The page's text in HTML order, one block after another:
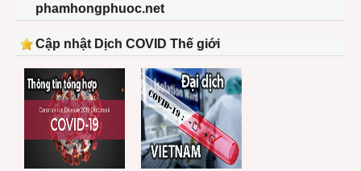
phamhongphuoc.net
Cập nhật Dịch COVID Thế giới